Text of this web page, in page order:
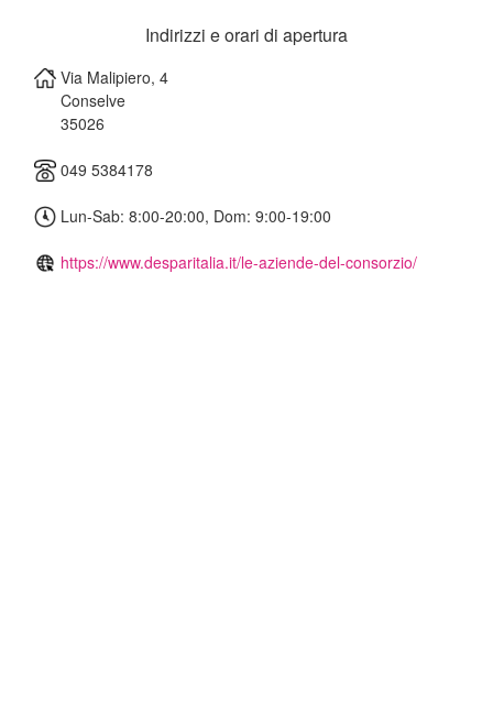
Indirizzi e orari di apertura
Via Malipiero, 4
Conselve
35026
049 5384178
Lun-Sab: 8:00-20:00, Dom: 9:00-19:00
https://www.desparitalia.it/le-aziende-del-consorzio/